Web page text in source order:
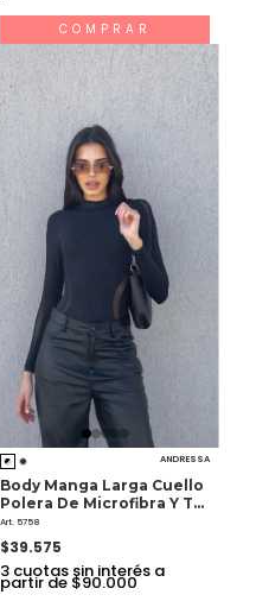
COMPRAR
ANDRESSA
Body Manga Larga Cuello
Polera De Microfibra Y Tul
Lycra
Art. 5758
$39.575
3 cuotas sin interés a
partir de $90.000